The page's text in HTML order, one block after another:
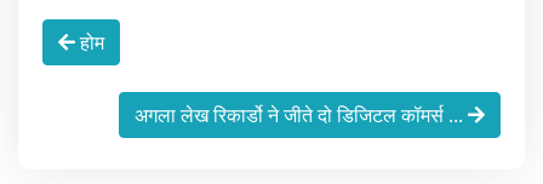
होम
अगला लेख रिकार्डो ने जीते दो डिजिटल कॉमर्स ...